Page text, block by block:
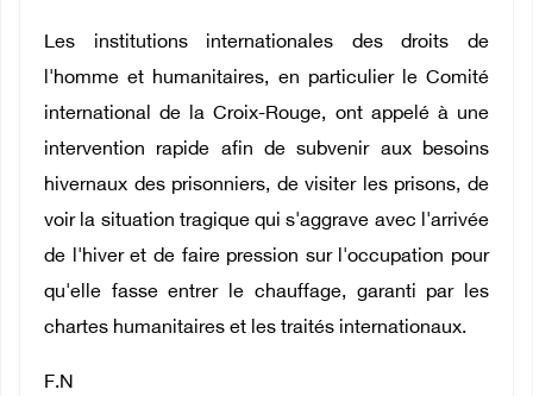
Les institutions internationales des droits de
l'homme et humanitaires, en particulier le Comité
international de la Croix-Rouge, ont appelé à une
intervention rapide afin de subvenir aux besoins
hivernaux des prisonniers, de visiter les prisons, de
voir la situation tragique qui s'aggrave avec l'arrivée
de l'hiver et de faire pression sur l'occupation pour
qu'elle fasse entrer le chauffage, garanti par les
chartes humanitaires et les traités internationaux.
F.N